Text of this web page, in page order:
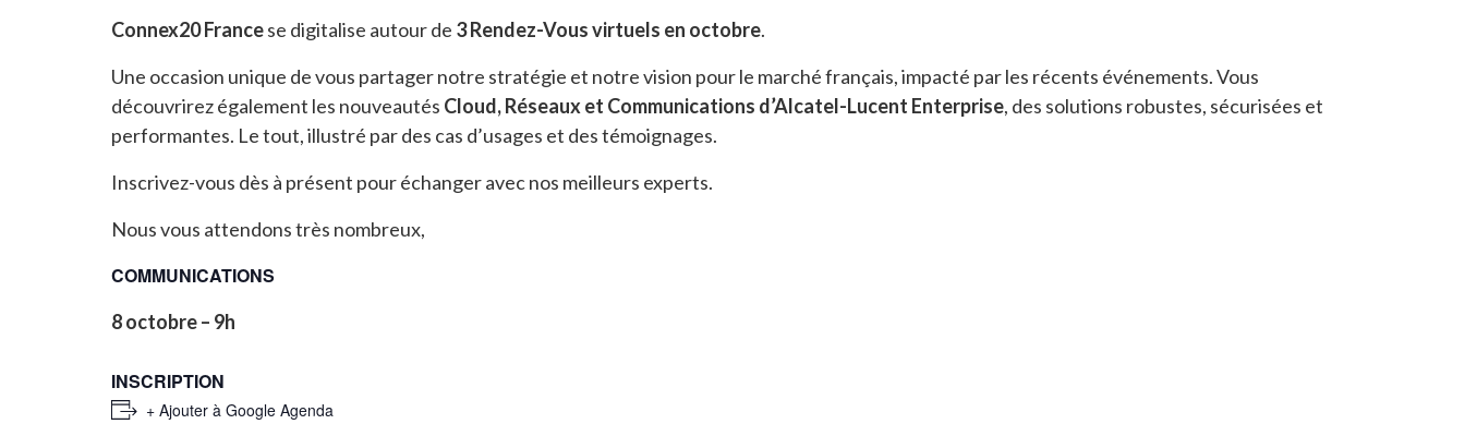
Connex20 Francese digitalise autour de 3 Rendez-Vous virtuels en octobre.
Une occasion unique de vous partager notre stratégie et notre vision pour le marché français, impacté par les récents événements. Vous
découvrirez également les nouveautés Cloud, Réseaux et Communications d’Alcatel-Lucent Enterprise, des solutions robustes, sécurisées et
performantes. Le tout, illustré par des cas d’usages et des témoignages.
Inscrivez-vous dès à présent pour échanger avec nos meilleurs experts.
Nous vous attendons très nombreux,
COMMUNICATIONS
8 octobre– 9h
INSCRIPTION
+ Ajouter à Google Agenda